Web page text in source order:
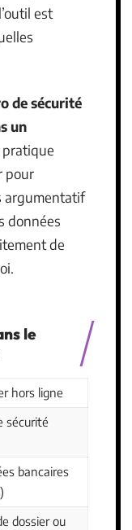
est
de sécurité
un
pratique
pour
argumentatif
données
de
le
hors ligne
sécurité
bancaires
dossier ou